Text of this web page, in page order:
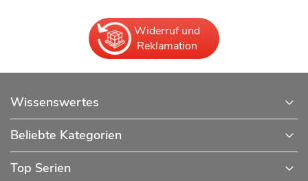
Widerruf und
Reklamation
Wissenswertes
Beliebte Kategorien
Top Serien